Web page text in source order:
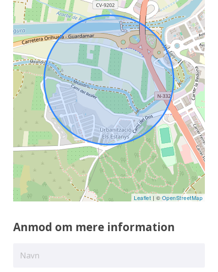
Leaflet | © OpenStreetMap
Anmod om mere information